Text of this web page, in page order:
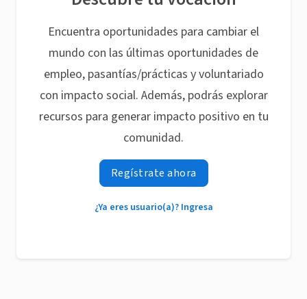
Encuentra oportunidades para cambiar el
mundo con las últimas oportunidades de
empleo, pasantías/prácticas y voluntariado
con impacto social. Además, podrás explorar
recursos para generar impacto positivo en tu
comunidad.
Regístrate ahora
¿Ya eres usuario(a)? Ingresa